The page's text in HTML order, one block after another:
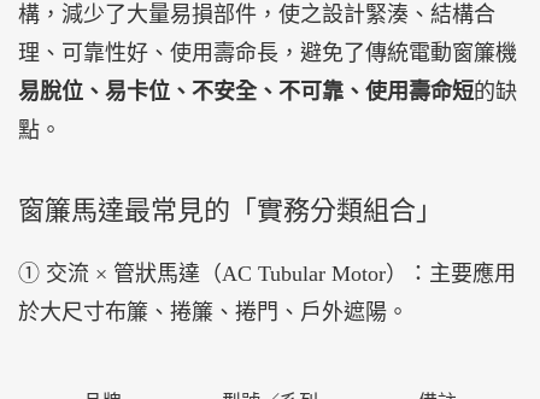
構，減少了大量易損部件，使之設計緊湊、結構合
理、可靠性好、使用壽命長，避免了傳統電動窗簾機
易脫位、易卡位、不安全、不可靠、使用壽命短的缺
點。
窗簾馬達最常見的「實務分類組合」
① 交流 × 管狀馬達（AC Tubular Motor）：主要應用
於大尺寸布簾、捲簾、捲門、戶外遮陽。